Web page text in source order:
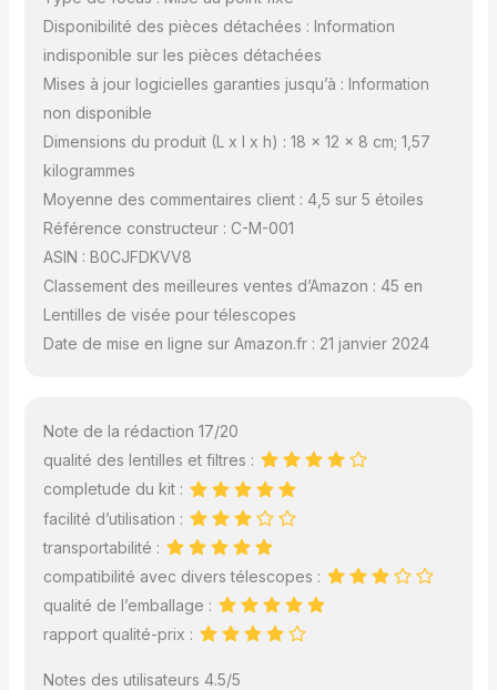
Disponibilité des pièces détachées : Information
indisponible sur les pièces détachées
Mises à jour logicielles garanties jusqu’à : Information
non disponible
Dimensions du produit (L x l x h) : 18 x 12 x 8 cm; 1,57
kilogrammes
Moyenne des commentaires client : 4,5 sur 5 étoiles
Référence constructeur : C-M-001
ASIN : B0CJFDKVV8
Classement des meilleures ventes d’Amazon : 45 en
Lentilles de visée pour télescopes
Date de mise en ligne sur Amazon.fr : 21 janvier 2024
Note de la rédaction 17/20
qualité des lentilles et filtres :
completude du kit :
facilité d’utilisation :
transportabilité :
compatibilité avec divers télescopes :
qualité de l’emballage :
rapport qualité-prix :
Notes des utilisateurs 4.5/5